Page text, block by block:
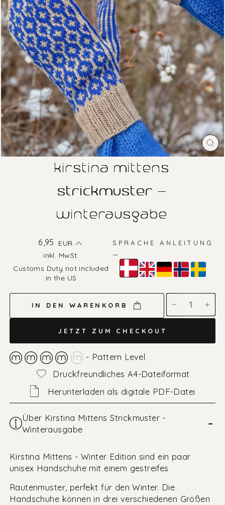
kirstina mittens
strickmuster -
winterausgabe
6,95 Normaler
Preis
EUR
inkl. MwSt.
Customs Duty not included
in the US
SPRACHE ANLEITUNG
—
Dänisch
IN DEN WARENKORB
JETZT ZUM CHECKOUT
- Pattern Level
Druckfreundliches A4-Dateiformat
Herunterladen als digitale PDF-Datei
Über Kirstina Mittens Strickmuster -
Winterausgabe
–
Kirstina Mittens - Winter Edition sind ein paar
unisex Handschuhe mit einem gestreifes
Rautenmuster, perfekt für den Winter. Die
Handschuhe können in drei verschiedenen Größen